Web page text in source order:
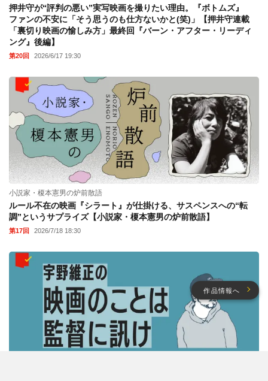
作品情報へ
押井守が“評判の悪い”実写映画を撮りたい理由。『ボトムズ』
ファンの不安に「そう思うのも仕方ないかと(笑)」【押井守連載
「裏切り映画の愉しみ方」最終回『バーン・アフター・リーディ
ング』後編】
第20回 2026/6/17 19:30
小説家・榎本憲男の炉前散語
ルール不在の映画『シラート』が仕掛ける、サスペンスへの“転
調”というサプライズ【小説家・榎本憲男の炉前散語】
第17回 2026/7/18 18:30